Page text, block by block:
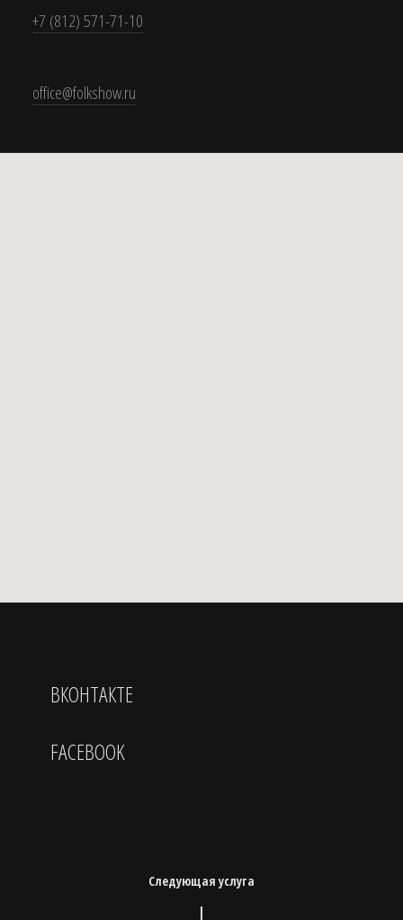
+7 (812) 571-71-10
office@folkshow.ru
ВКОНТАКТЕ
FACEBOOK
Следующая услуга